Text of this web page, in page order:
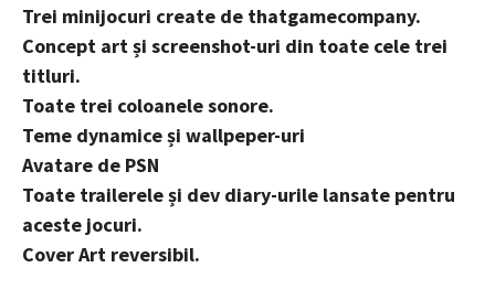
Trei minijocuri create de thatgamecompany.
Concept art și screenshot-uri din toate cele trei
titluri.
Toate trei coloanele sonore.
Teme dynamice și wallpeper-uri
Avatare de PSN
Toate trailerele și dev diary-urile lansate pentru
aceste jocuri.
Cover Art reversibil.